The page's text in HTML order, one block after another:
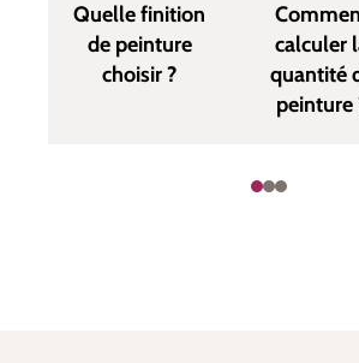
Quelle finition
de peinture
choisir ?
calculer
quantité
peinture